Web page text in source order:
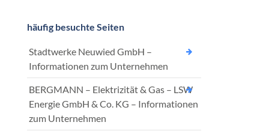
häufig besuchte Seiten
Stadtwerke Neuwied GmbH –
Informationen zum Unternehmen
BERGMANN – Elektrizität & Gas – LSW
Energie GmbH & Co. KG – Informationen
zum Unternehmen